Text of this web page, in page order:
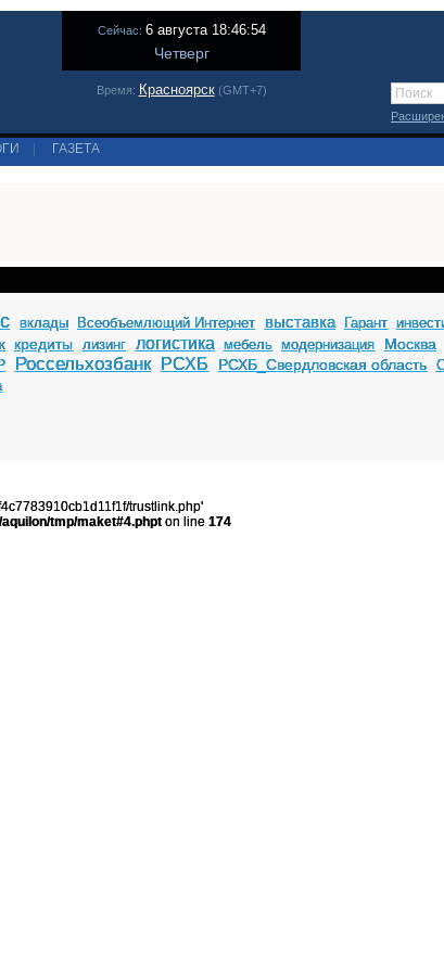
Сейчас: 6 августа 18:46:54
Четверг
Время: Красноярск(GMT+7)
ГАЗЕТА
вклады Всеобъемлющий Интернет выставка Гарант
кредиты лизинг логистика мебель модернизация Москва
Россельхозбанк РСХБ РСХБ_Свердловская область
trustlink.php'
tmp/maket#4.phpt on line 174